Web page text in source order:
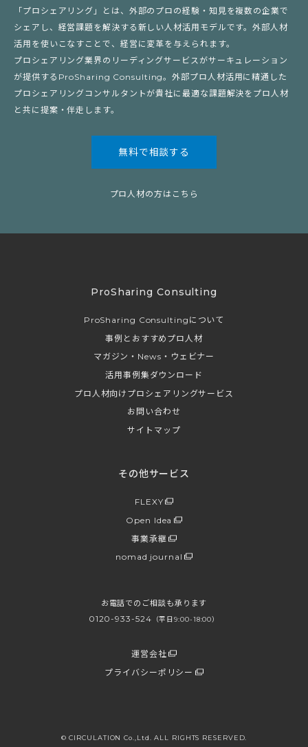
「プロシェアリング」とは、外部のプロの経験・知見を複数の企業で
シェアし、経営課題を解決する新しい人材活用モデルです。外部人材
活用を使いこなすことで、経営に変革を与えられます。
プロシェアリング業界のリーディングサービスがサーキュレーション
が提供するProSharing Consulting。外部プロ人材活用に精通した
プロシェアリングコンサルタントが貴社に最適な課題解決をプロ人材
と共に提案・伴走します。
無料で相談する
プロ人材の方はこちら
ProSharing Consulting
ProSharing Consultingについて
事例とおすすめプロ人材
マガジン・News・ウェビナー
活用事例集ダウンロード
プロ人材向けプロシェアリングサービス
お問い合わせ
サイトマップ
その他サービス
FLEXY
Open Idea
事業承継
nomad journal
お電話でのご相談も承ります
0120-933-524 （平日9:00-18:00）
運営会社
プライバシーポリシー
© CIRCULATION Co.,Ltd. ALL RIGHTS RESERVED.